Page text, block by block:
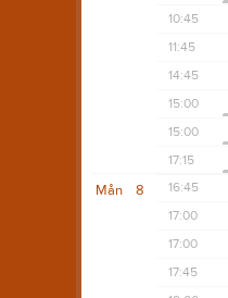
12:45
10:45
12:15
11:45
13:45
14:45
16:45
15:00
17:00
15:00
16:30
17:15
19:15
8
Mån 16:45
18:00
17:00
18:30
17:00
17:45